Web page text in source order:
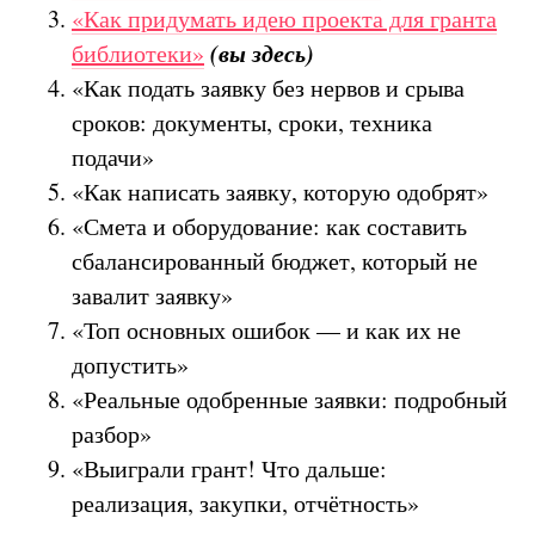
«Как придумать идею проекта для гранта
библиотеки» (вы здесь)
«Как подать заявку без нервов и срыва
сроков: документы, сроки, техника
подачи»
«Как написать заявку, которую одобрят»
«Смета и оборудование: как составить
сбалансированный бюджет, который не
завалит заявку»
«Топ основных ошибок — и как их не
допустить»
«Реальные одобренные заявки: подробный
разбор»
«Выиграли грант! Что дальше:
реализация, закупки, отчётность»